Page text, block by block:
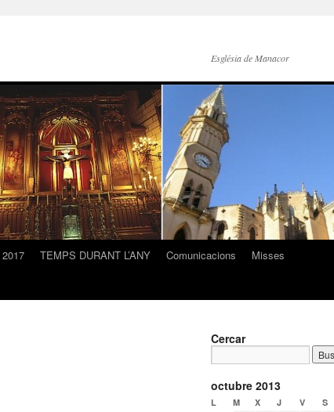
Església de Manacor
TEMPS DURANT L’ANY Comunicacions
Misses
Cercar
octubre 2013
L M X J V S